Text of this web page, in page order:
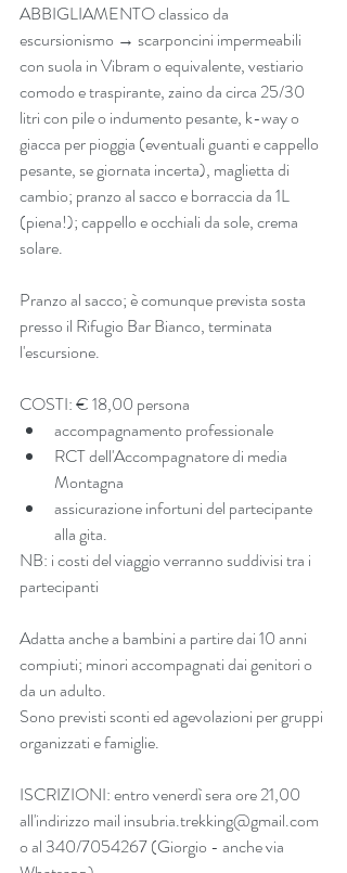
ABBIGLIAMENTO classico da
escursionismo → scarponcini impermeabili
con suola in Vibram o equivalente, vestiario
comodo e traspirante, zaino da circa 25/30
litri con pile o indumento pesante, k-way o
giacca per pioggia (eventuali guanti e cappello
pesante, se giornata incerta), maglietta di
cambio; pranzo al sacco e borraccia da 1L
(piena!); cappello e occhiali da sole, crema
solare.
Pranzo al sacco; è comunque prevista sosta
presso il Rifugio Bar Bianco, terminata
l'escursione.
COSTI: € 18,00 persona
accompagnamento professionale
RCT dell'Accompagnatore di media
Montagna
assicurazione infortuni del partecipante
alla gita.
NB: i costi del viaggio verranno suddivisi tra i
partecipanti
Adatta anche a bambini a partire dai 10 anni
compiuti; minori accompagnati dai genitori o
da un adulto.
Sono previsti sconti ed agevolazioni per gruppi
organizzati e famiglie.
ISCRIZIONI: entro venerdì sera ore 21,00
all'indirizzo mail insubria.trekking@gmail.com
o al 340/7054267 (Giorgio - anche via